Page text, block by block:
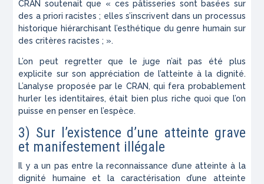
CRAN soutenait que « ces pâtisseries sont basées sur
des a priori racistes ; elles s’inscrivent dans un processus
historique hiérarchisant l’esthétique du genre humain sur
des critères racistes ; ».
L’on peut regretter que le juge n’ait pas été plus
explicite sur son appréciation de l’atteinte à la dignité.
L’analyse proposée par le CRAN, qui fera probablement
hurler les identitaires, était bien plus riche quoi que l’on
puisse en penser en l’espèce.
3) Sur l’existence d’une atteinte grave
et manifestement illégale
Il y a un pas entre la reconnaissance d’une atteinte à la
dignité humaine et la caractérisation d’une atteinte